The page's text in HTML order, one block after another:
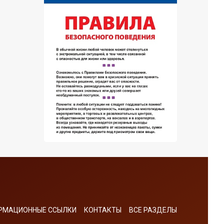
ССЫЛКИ КОНТАКТЫ ВСЕ РАЗДЕЛЫ